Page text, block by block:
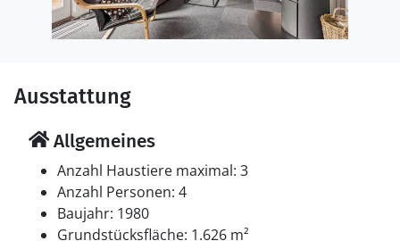
Ausstattung
Allgemeines
Anzahl Haustiere maximal: 3
Anzahl Personen: 4
Baujahr: 1980
Grundstücksfläche: 1.626 m²